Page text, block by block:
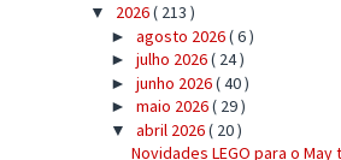
▼ 2026( 213 )
► agosto 2026( 6 )
► julho 2026( 24 )
► junho 2026( 40 )
► maio 2026( 29 )
▼ abril 2026( 20 )
Novidades LEGO para o May